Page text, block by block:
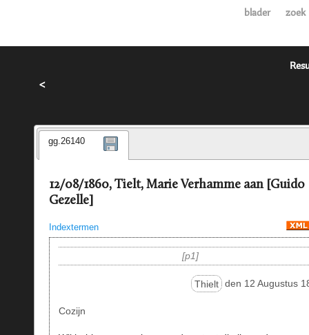
blader zoek
<
gg.26140
12/08/1860, Tielt, Marie Verhamme aan [Guido
Gezelle]
Indextermen
p1
Thielt den 12 Augustus
Cozijn